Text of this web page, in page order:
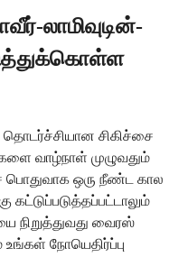
லாமிவுடின்-
சிகிச்சை
வாழ்நாள் முழுவதும்
பொதுவாக ஒரு நீண்ட கால
நிறுத்துவது வைரஸ்
உங்கள் நோயெதிர்ப்பு